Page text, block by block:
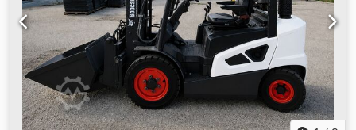
stoel - Twee snelheden = Opmerkingen = Aandrijflijn
Emissieniveau: Stage V / Tier IV final Algemeen
Productieland: Zuid-Korea